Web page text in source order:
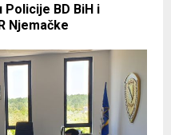
BD BiH i
Njemačke